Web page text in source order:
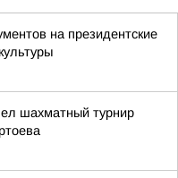
на президентские
шахматный турнир